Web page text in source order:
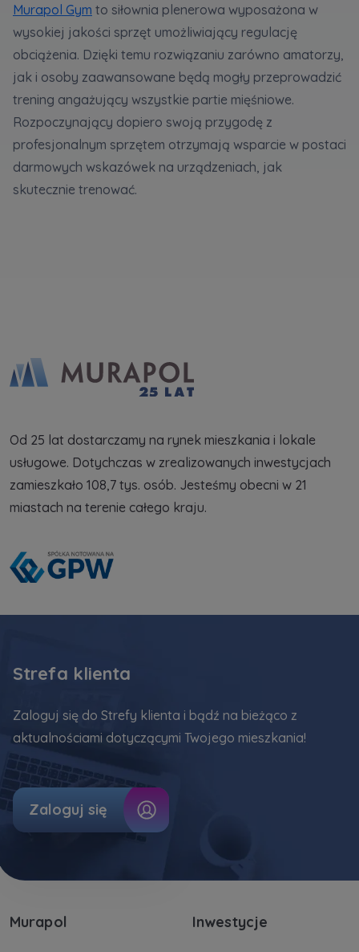
Murapol Gym to siłownia plenerowa wyposażona w
wysokiej jakości sprzęt umożliwiający regulację
obciążenia. Dzięki temu rozwiązaniu zarówno amatorzy,
jak i osoby zaawansowane będą mogły przeprowadzić
trening angażujący wszystkie partie mięśniowe.
Rozpoczynający dopiero swoją przygodę z
profesjonalnym sprzętem otrzymają wsparcie w postaci
darmowych wskazówek na urządzeniach, jak
skutecznie trenować.
Od 25 lat dostarczamy na rynek mieszkania i lokale
usługowe. Dotychczas w zrealizowanych inwestycjach
zamieszkało 108,7 tys. osób. Jesteśmy obecni w 21
miastach na terenie całego kraju.
Murapol Inwestycje
Strefa klienta
Zaloguj się do Strefy klienta i bądź na bieżąco z
aktualnościami dotyczącymi Twojego mieszkania!
Zaloguj się